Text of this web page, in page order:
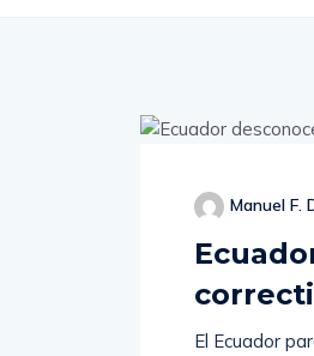
Manuel F.
El Ecuador